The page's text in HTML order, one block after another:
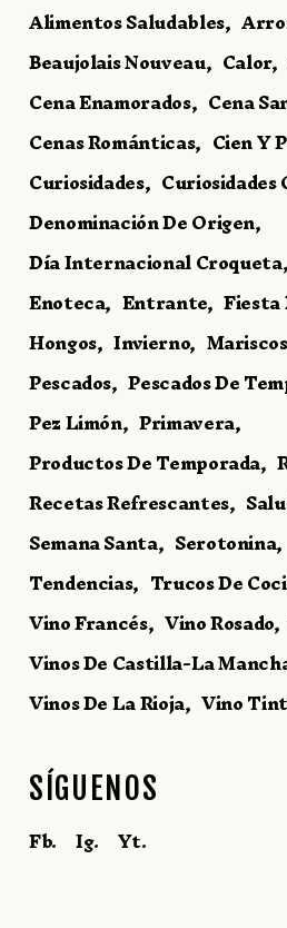
Alimentos Saludables
Beaujolais Nouveau Calor
Cena Enamorados Cena
Cenas Románticas Cien Y
Curiosidades
Denominación De Origen
Día Internacional Croqueta
Enoteca Entrante Fiesta
Hongos Invierno Mariscos
Pescados Pescados De
Pez Limón Primavera
Productos De Temporada
Recetas Refrescantes
Semana Santa Serotonina
Tendencias Trucos De
Vino Francés Vino Rosado
Vinos De Castilla-La
Vinos De La Rioja Vino
SÍGUENOS
Fb. Ig. Yt.